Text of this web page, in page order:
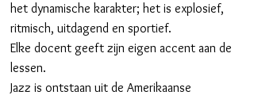
het dynamische karakter; het is explosief,
ritmisch, uitdagend en sportief.
Elke docent geeft zijn eigen accent aan de
lessen.
Jazz is ontstaan uit de Amerikaanse